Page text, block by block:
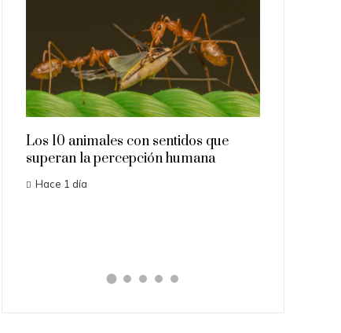
Los 10 animales con sentidos que
superan la percepción humana
Hace 1 día